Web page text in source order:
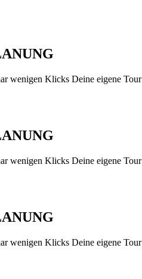
wenigen Klicks Deine eigene
wenigen Klicks Deine eigene
wenigen Klicks Deine eigene